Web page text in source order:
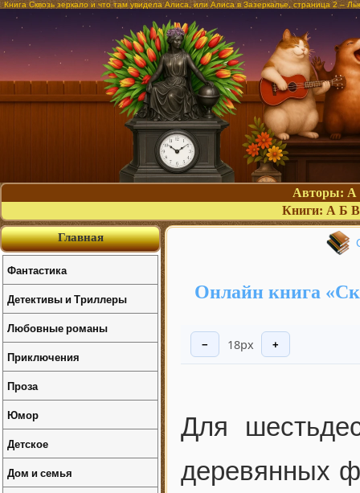
Книга Сквозь зеркало и что там увидела Алиса, или Алиса в Зазеркалье, страница 2 –
Авторы: А
Книги: А Б В
Онлайн книга
− 18px +
Для
деревянных
Главная
Фантастика
Детективы и Триллеры
Любовные романы
Приключения
Проза
Юмор
Детское
Дом и семья